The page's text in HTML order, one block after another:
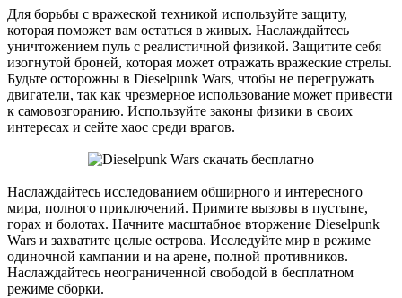
Для борьбы с вражеской техникой используйте защиту,
которая поможет вам остаться в живых. Наслаждайтесь
уничтожением пуль с реалистичной физикой. Защитите себя
изогнутой броней, которая может отражать вражеские стрелы.
Будьте осторожны в Dieselpunk Wars, чтобы не перегружать
двигатели, так как чрезмерное использование может привести
к самовозгоранию. Используйте законы физики в своих
интересах и сейте хаос среди врагов.
Наслаждайтесь исследованием обширного и интересного
мира, полного приключений. Примите вызовы в пустыне,
горах и болотах. Начните масштабное вторжение Dieselpunk
Wars и захватите целые острова. Исследуйте мир в режиме
одиночной кампании и на арене, полной противников.
Наслаждайтесь неограниченной свободой в бесплатном
режиме сборки.